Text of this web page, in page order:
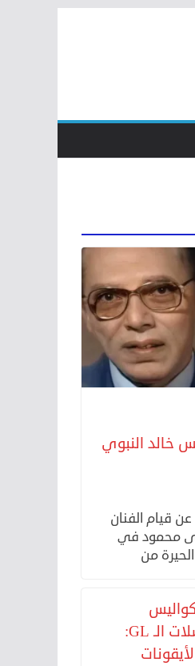
خالد النبوي
قيام الفنان
محمود في
من
مسلسلات الـ GL: